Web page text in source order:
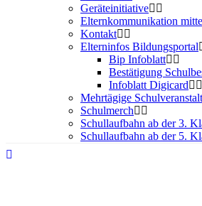
Geräteinitiative
Elternkommunikation
Kontakt
Elterninfos Bildungsportal
Bip Infoblatt
Bestätigung
Infoblatt Digicard
Mehrtägige
Schulmerch
Schullaufbahn ab der 3.
Schullaufbahn ab der 5.